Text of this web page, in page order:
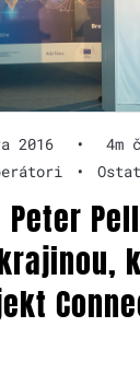
2016 •
4m
•
Peter